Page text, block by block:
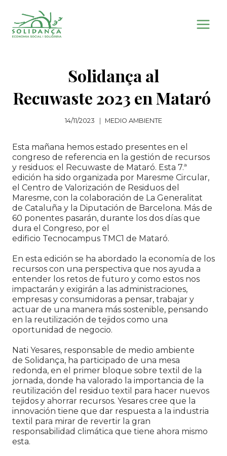
contenido
Solidança al
Recuwaste 2023 en Mataró
14/11/2023 MEDIO AMBIENTE
Esta mañana hemos estado presentes en el
congreso de referencia en la gestión de recursos
y residuos: el Recuwaste de Mataró. Esta 7.ª
edición ha sido organizada por Maresme Circular,
el Centro de Valorización de Residuos del
Maresme, con la colaboración de La Generalitat
de Cataluña y la Diputación de Barcelona. Más de
60 ponentes pasarán, durante los dos días que
dura el Congreso, por el
edificio Tecnocampus TMC1 de Mataró.
En esta edición se ha abordado la economía de los
recursos con una perspectiva que nos ayuda a
entender los retos de futuro y como estos nos
impactarán y exigirán a las administraciones,
empresas y consumidoras a pensar, trabajar y
actuar de una manera más sostenible, pensando
en la reutilización de tejidos como una
oportunidad de negocio.
Nati Yesares, responsable de medio ambiente
de Solidança, ha participado de una mesa
redonda, en el primer bloque sobre textil de la
jornada, donde ha valorado la importancia de la
reutilización del residuo textil para hacer nuevos
tejidos y ahorrar recursos. Yesares cree que la
innovación tiene que dar respuesta a la industria
textil para mirar de revertir la gran
responsabilidad climática que tiene ahora mismo
esta.